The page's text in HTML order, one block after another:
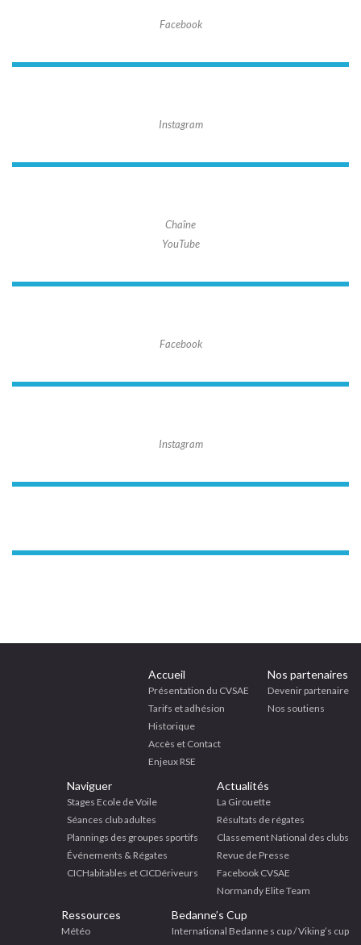
Facebook
Instagram
Chaîne
YouTube
Facebook
Instagram
Accueil
Présentation du CVSAE
Tarifs et adhésion
Historique
Accès et Contact
Enjeux RSE
Nos partenaires
Devenir partenaire
Nos soutiens
Naviguer
Stages Ecole de Voile
Séances club adultes
Plannings des groupes sportifs
Événements & Régates
CICHabitables et CICDériveurs
Actualités
La Girouette
Résultats de régates
Classement National des clubs
Revue de Presse
Facebook CVSAE
Normandy Elite Team
Ressources
Météo
Bedanne’s Cup
International Bedanne s cup / Viking’s cup